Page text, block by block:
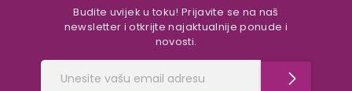
Budite uvijek u toku! Prijavite se na naš
newsletter i otkrijte najaktualnije ponude i
novosti.